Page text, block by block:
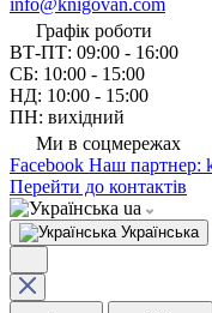
info@knigovan.com
Графік роботи
ВТ-ПТ: 09:00 - 16:00
СБ: 10:00 - 15:00
НД: 10:00 - 15:00
ПН: вихідний
Ми в соцмережах
Facebook Наш партнер:
Перейти до контактів
ua
Українська